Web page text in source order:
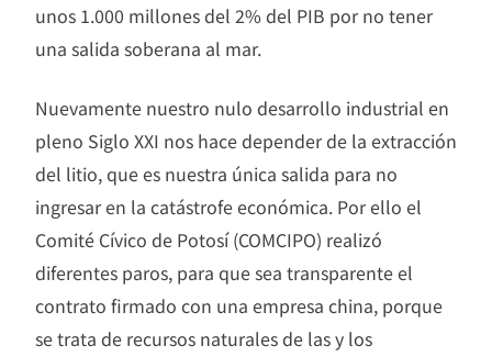
unos 1.000 millones del 2% del PIB por no tener
una salida soberana al mar.
Nuevamente nuestro nulo desarrollo industrial en
pleno Siglo XXI nos hace depender de la extracción
del litio, que es nuestra única salida para no
ingresar en la catástrofe económica. Por ello el
Comité Cívico de Potosí (COMCIPO) realizó
diferentes paros, para que sea transparente el
contrato firmado con una empresa china, porque
se trata de recursos naturales de las y los